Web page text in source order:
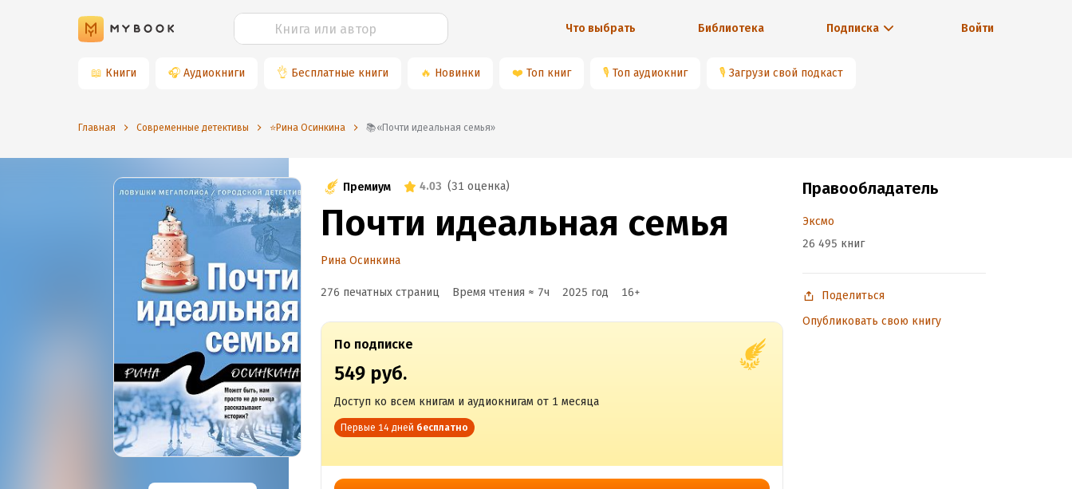
Что выбрать Библиотека Подписка Войти
📖 Книги 🎧 Аудиокниги 👌 Бесплатные книги 🔥 Новинки ❤️ Топ книг 🎙 Топ аудиокниг 🎙 Загрузи свой подкаст
Главная Современные детективы ⭐️Рина Осинкина 📚«Почти идеальная семья»
Премиум 4.03 (31 оценка)
Почти идеальная семья
Рина Осинкина
276 печатных страниц Время чтения ≈ 7ч 2025 год 16+
По подписке
549 руб.
Доступ ко всем книгам и аудиокнигам от 1 месяца
Первые 14 дней бесплатно
Правообладатель
Эксмо
26 495 книг
Поделиться
Опубликовать свою книгу